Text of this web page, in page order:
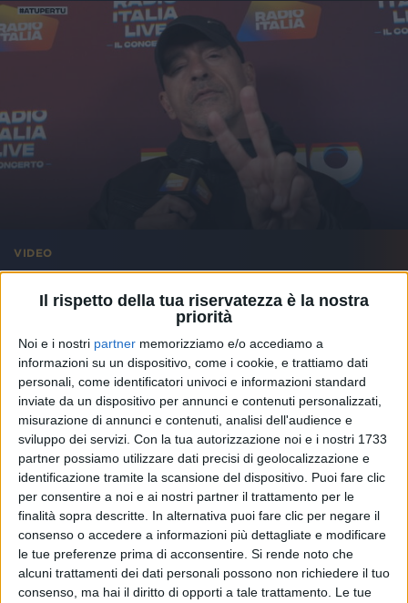
Il rispetto della tua riservatezza è la nostra
priorità
Noi e i nostri partner memorizziamo e/o accediamo a
informazioni su un dispositivo, come i cookie, e trattiamo dati
personali, come identificatori univoci e informazioni standard
inviate da un dispositivo per annunci e contenuti personalizzati,
misurazione di annunci e contenuti, analisi dell'audience e
sviluppo dei servizi. Con la tua autorizzazione noi e i nostri 1733
partner possiamo utilizzare dati precisi di geolocalizzazione e
identificazione tramite la scansione del dispositivo. Puoi fare clic
per consentire a noi e ai nostri partner il trattamento per le
finalità sopra descritte. In alternativa puoi fare clic per negare il
consenso o accedere a informazioni più dettagliate e modificare
le tue preferenze prima di acconsentire. Si rende noto che
alcuni trattamenti dei dati personali possono non richiedere il tuo
consenso, ma hai il diritto di opporti a tale trattamento. Le tue
VIDEO
#atupertu con Eros Ramazzotti (#rilive
2023)